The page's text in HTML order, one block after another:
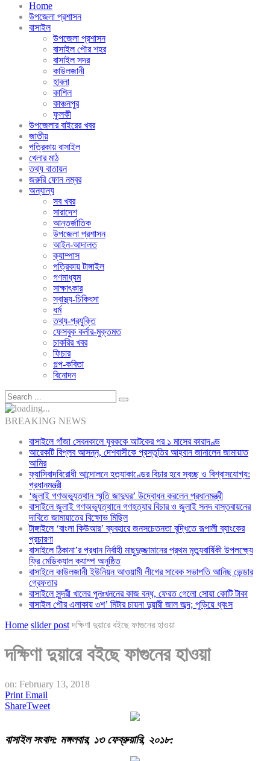
Home
উপজেলা প্রশাসন
বাসাইল
উপজেলা প্রশাসন
বাসাইল পৌর শহর
বাসাইল সদর
কাউলজানী
হাবলা
কাশিল
কাঞ্চনপুর
ফুলকী
উপজেলার বাইরের খবর
জাতীয়
পত্রিকায় বাসাইল
খেলার মাঠ
তথ্য বাতায়ন
জরুরি ফোন নম্বর
অন্যান্য
সব খবর
সারাদেশ
আন্তর্জাতিক
উপজেলা প্রশাসন
আইন-আদালত
ক্যাম্পাস
পত্রিকায় টাঙ্গাইল
গণমাধ্যম
সাক্ষাৎকার
স্বাস্থ্য-চিকিৎসা
ধর্ম
তথ্য-প্রযুক্তি
ফেসবুক কর্নার-মুক্তমত
চাকরির খবর
ফিচার
গল্প-কবিতা
বিনোদন
BREAKING NEWS
বাসাইলে গাঁজা সেবনকালে যুবককে আটকের পর ১ মাসের কারাদণ্ড
আরেকটি বিপ্লব আসন্ন, দেশবাসীকে প্রস্তুতির আহ্বান জানালেন জামায়াত
আমির
ফ্যাসিবাদবিরোধী আন্দোলনে হত্যাকাণ্ডের বিচার হবে স্বচ্ছ ও বিশ্বাসযোগ্য:
প্রধানমন্ত্রী
‘জুলাই গণঅভ্যুত্থান স্মৃতি জাদুঘর’ উদ্বোধন করলেন প্রধানমন্ত্রী
বাসাইলে জুলাই গণঅভ্যুত্থানে গণহত্যার বিচার ও জুলাই সনদ বাস্তবায়নের
দাবিতে জামায়াতের বিক্ষোভ মিছিল
টাঙ্গাইলে ‘বাংলা কিউআর’ ব্যবহারে জনসচেতনতা বৃদ্ধিতে রূপালী ব্যাংকের
প্রচারণা
বাসাইলে ঠিকানা’র প্রধান নির্বাহী মাছুদুজ্জামানের প্রথম মৃত্যুবার্ষিকী উপলক্ষ্যে
ফ্রি মেডিক্যাল ক্যাম্প অনুষ্ঠিত
বাসাইলে কাউলজানী ইউনিয়ন আওয়ামী লীগের সাবেক সভাপতি আনিছ ভেন্ডার
গ্রেফতার
বাসাইলে সুন্দরী খালের পুনঃখননের কাজ বন্ধ, ফেরত গেলো সোয়া কোটি টাকা
বাসাইল পৌর এলাকায় ৩শ’ মিটার চায়না দুয়ারী জাল জব্দ; পুড়িয়ে ধ্বংস
Home slider post দক্ষিণা দুয়ারে বইছে ফাগুনের হাওয়া
দক্ষিণা দুয়ারে বইছে ফাগুনের হাওয়া
on: February 13, 2018
Print Email
ShareTweet
বাসাইল সংবাদ: মঙ্গলবার, ১৩ ফেব্রুয়ারি, ২০১৮: